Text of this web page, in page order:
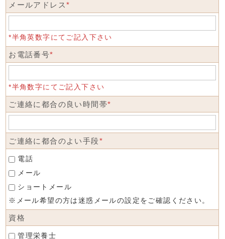
メールアドレス*
*半角英数字にてご記入下さい
お電話番号*
*半角数字にてご記入下さい
ご連絡に都合の良い時間帯*
ご連絡に都合のよい手段*
電話
メール
ショートメール
※メール希望の方は迷惑メールの設定をご確認ください。
資格
管理栄養士